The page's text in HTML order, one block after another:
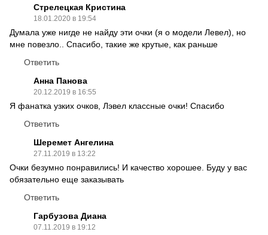
Стрелецкая Кристина
18.01.2020 в 19:54
Думала уже нигде не найду эти очки (я о модели Левел), но
мне повезло.. Спасибо, такие же крутые, как раньше
Ответить
Анна Панова
20.12.2019 в 16:55
Я фанатка узких очков, Лэвел классные очки! Спасибо
Ответить
Шеремет Ангелина
27.11.2019 в 13:22
Очки безумно понравились! И качество хорошее. Буду у вас
обязательно еще заказывать
Ответить
Гарбузова Диана
07.11.2019 в 19:12